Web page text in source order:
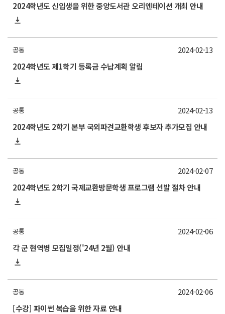
2024학년도 신입생을 위한 중앙도서관 오리엔테이션 개최 안내
공통
2024학년도 제1학기 등록금 수납계획 알림
2024-02-13
공통
2024학년도 2학기 본부 국외파견교환학생 후보자 추가모집 안내
2024-02-13
공통
2024학년도 2학기 국제교환방문학생 프로그램 선발 절차 안내
2024-02-07
공통
각 군 현역병 모집일정('24년 2월) 안내
2024-02-06
공통
[수강] 파이썬 복습을 위한 자료 안내
2024-02-06